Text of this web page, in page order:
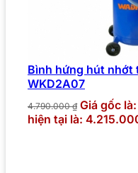
Bình hứng hút nhớt
WKD2A07
4.790.000₫ Giá gốc
hiện tại là: